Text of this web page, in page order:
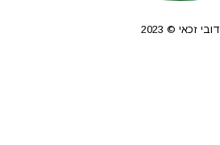
דובי זכאי © 2023